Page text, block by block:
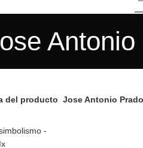
Antonio
del producto Jose Antonio Prado